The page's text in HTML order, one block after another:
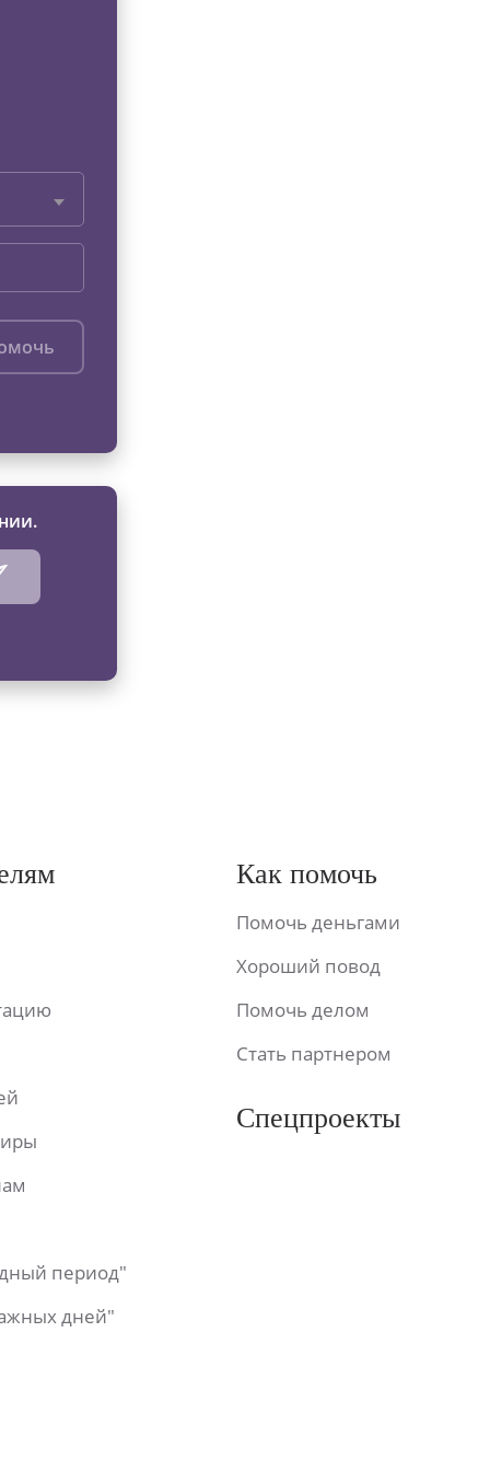
период"
дней"
Как помочь
Помочь деньгами
Хороший повод
Помочь делом
Стать партнером
Спецпроекты